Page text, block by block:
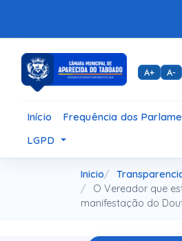
A+ A-
Início Frequência dos
LGPD
Inicio
O Vereador que
manifestação do